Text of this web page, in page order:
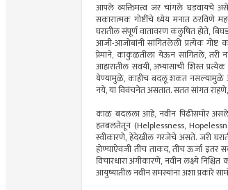
आपले व्यक्तिमत्त्व जर चांगले घडवायचे
सकारात्मक गोष्टींचे ध्येय मनात ठरविणे
घरातील संपूर्ण वातावरण कलुषित होते,
आजी-आजोबांनी सांगितलेली प्रत्येक
प्रेमाने, काकुळतीला येऊन सांगितले, तरी
आहारातील सवयी, अभ्यासाची शिस्त
येण्यामुळे, काहीच बदलू शकत नसल्यामुळे
नये, या विवंचनेत असतात. सतत सांगत
काळ बदलला आहे, नवीन पिढीसमोर
हतबलतेतून (Helplessness,
स्वीकारणे, हेदेखील गरजेचे असते. जरी
होण्याऐवजी तीच ताकद, तीच ऊर्जा इतर
विचारधारा अंगीकारणे, नवीन लक्ष्ये
आयुष्यातील नवीन समस्यांना अशा प्रकारे